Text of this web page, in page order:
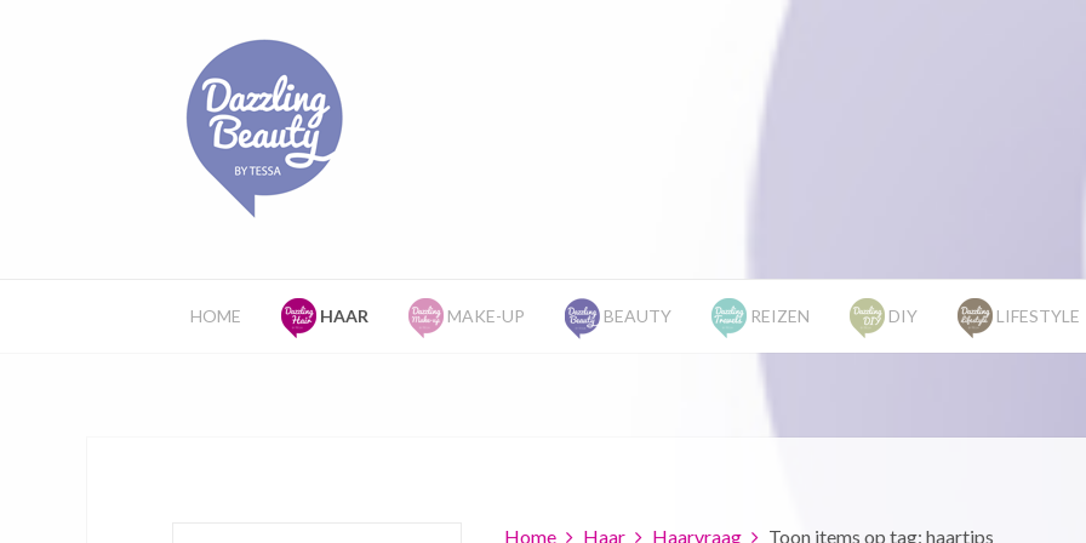
HOME HAAR MAKE-UP BEAUTY REIZEN DIY LIFESTYLE
Home Haar Haarvraag Toon items op tag: haartips